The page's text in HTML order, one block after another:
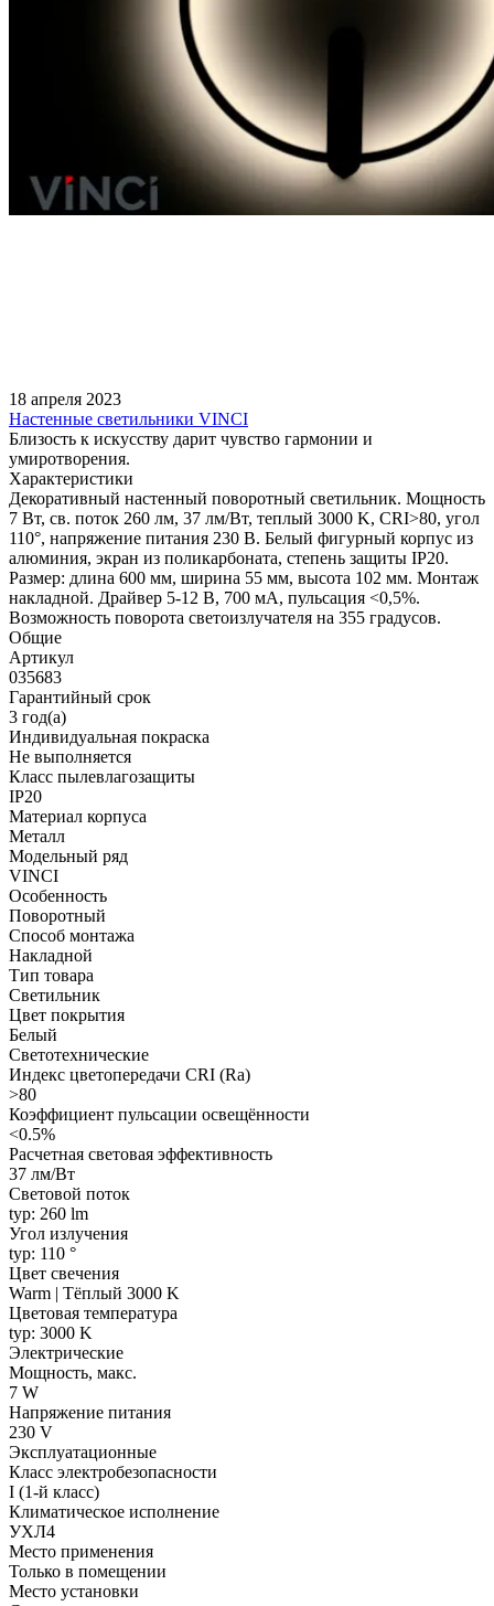
18 апреля 2023
Настенные светильники VINCI
Близость к искусству дарит чувство гармонии и
умиротворения.
Характеристики
Декоративный настенный поворотный светильник. Мощность
7 Вт, св. поток 260 лм, 37 лм/Вт, теплый 3000 K, CRI>80, угол
110°, напряжение питания 230 В. Белый фигурный корпус из
алюминия, экран из поликарбоната, степень защиты IP20.
Размер: длина 600 мм, ширина 55 мм, высота 102 мм. Монтаж
накладной. Драйвер 5-12 В, 700 мА, пульсация <0,5%.
Возможность поворота светоизлучателя на 355 градусов.
Общие
Артикул
035683
Гарантийный срок
3 год(а)
Индивидуальная покраска
Не выполняется
Класс пылевлагозащиты
IP20
Материал корпуса
Металл
Модельный ряд
VINCI
Особенность
Поворотный
Способ монтажа
Накладной
Тип товара
Светильник
Цвет покрытия
Белый
Светотехнические
Индекс цветопередачи CRI (Ra)
>80
Коэффициент пульсации освещённости
<0.5%
Расчетная световая эффективность
37 лм/Вт
Световой поток
typ: 260 lm
Угол излучения
typ: 110 °
Цвет свечения
Warm | Тёплый 3000 K
Цветовая температура
typ: 3000 K
Электрические
Мощность, макс.
7 W
Напряжение питания
230 V
Эксплуатационные
Класс электробезопасности
I (1-й класс)
Климатическое исполнение
УХЛ4
Место применения
Только в помещении
Место установки